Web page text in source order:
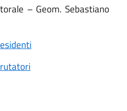
– Geom. Sebastiano